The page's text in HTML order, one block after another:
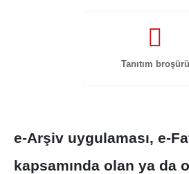
Tanıtım broşürü
e-Arşiv uygulaması, e-
kapsamında olan ya da